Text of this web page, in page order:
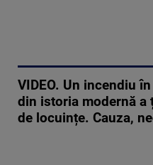
VIDEO. Un incendiu
din istoria modernă a
de locuințe. Cauza,